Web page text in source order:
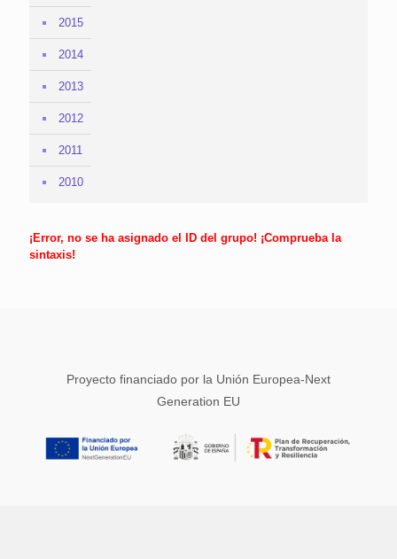
2015
2014
2013
2012
2011
2010
¡Error, no se ha asignado el ID del grupo! ¡Comprueba la
sintaxis!
Proyecto financiado por la Unión Europea-Next
Generation EU